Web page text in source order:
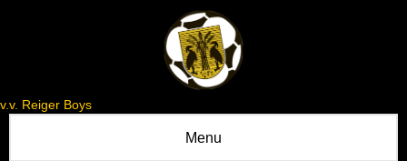
v.v. Reiger Boys
Menu